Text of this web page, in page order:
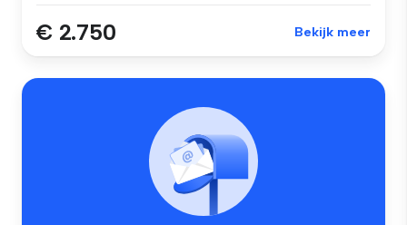
€ 2.750 Bekijk meer